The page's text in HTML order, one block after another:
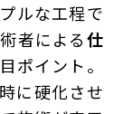
ルな工程で
者による仕
ポイント。
に硬化させ